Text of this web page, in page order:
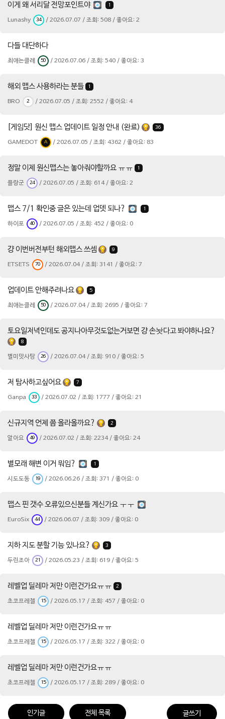
이게 왜 서리달 전망포인트야 1
Lunashy 34 / 2026.07.07 / 조회: 508 / 좋아요: 2
다들 대단하다
최애는클레 50 / 2026.07.06 / 조회: 540 / 좋아요: 3
해외 맵스 사용하라는 분들 1
BRO 2 / 2026.07.05 / 조회: 2552 / 좋아요: 4
[게임닷] 원신 맵스 업데이트 일정 안내 (완료) 36
GAMEDOT A / 2026.07.05 / 조회: 4362 / 좋아요: 83
정말 이제 원신맵스는 놓아줘야할까요 ㅠㅠ 1
플랑군 24 / 2026.07.05 / 조회: 614 / 좋아요: 2
맵스 7/1 확인중 글은 있는데 업뎃 되나? 1
하이포 40 / 2026.07.05 / 조회: 452 / 좋아요: 0
걍 이번버전부턴 해외맵스 쓰셈 9
ETSETS 70 / 2026.07.04 / 조회: 3141 / 좋아요: 7
업데이트 안해주려나요 5
최애는클레 50 / 2026.07.04 / 조회: 2695 / 좋아요: 7
토요일저녁인데도 공지나아무것도없는거보면 걍 손놧다고 봐야하나요?
8
별미맛사탕 26 / 2026.07.04 / 조회: 910 / 좋아요: 5
저 탐사하고싶어요 7
Ganpa 33 / 2026.07.02 / 조회: 1777 / 좋아요: 21
신규지역 언제 쯤 올라올까요? 2
알아요 49 / 2026.07.02 / 조회: 2234 / 좋아요: 24
별모래 해변 이거 뭐임? 1
시도도동 19 / 2026.06.26 / 조회: 371 / 좋아요: 0
맵스 핀 갯수 오류있으신분들 계신가요 ㅜㅜ
EuroSix 44 / 2026.06.07 / 조회: 309 / 좋아요: 0
지하 지도 분할 기능 있나요? 3
두린조아 21 / 2026.05.23 / 조회: 619 / 좋아요: 5
레벨업 딜레마 저만 이런건가요ㅠㅠ 2
초코프레첼 15 / 2026.05.17 / 조회: 457 / 좋아요: 0
레벨업 딜레마 저만 이런건가요ㅠㅠ
초코프레첼 15 / 2026.05.17 / 조회: 322 / 좋아요: 0
레벨업 딜레마 저만 이런건가요ㅠㅠ
초코프레첼 15 / 2026.05.17 / 조회: 289 / 좋아요: 0
인기글 전체 목록 글쓰기